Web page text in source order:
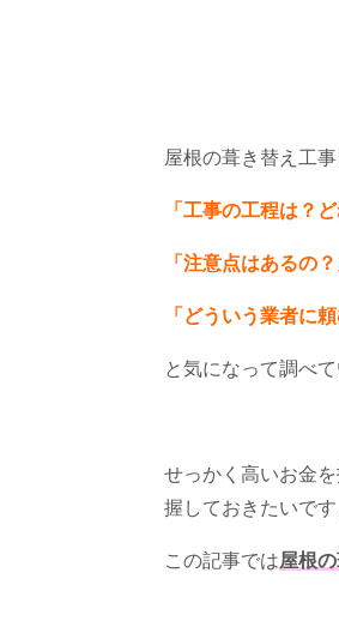
屋根の葺き替え工
「工事の工程は？
「注意点はあるの？
「どういう業者に
と気になって調べ
せっかく高いお金
握しておきたいです
この記事では屋根